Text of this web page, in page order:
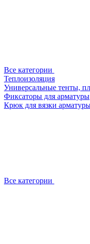
Все категории
Теплоизоляция
Универсальные тенты,
Фиксаторы для арматуры
Крюк для вязки
Все категории